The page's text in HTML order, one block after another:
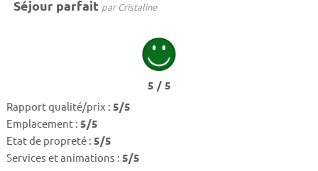
Séjour parfait par Cristaline
5 / 5
Rapport qualité/prix : 5/5
Emplacement : 5/5
Etat de propreté : 5/5
Services et animations : 5/5